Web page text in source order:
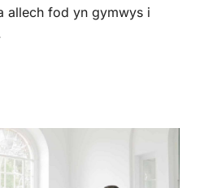
allech fod yn gymwys i